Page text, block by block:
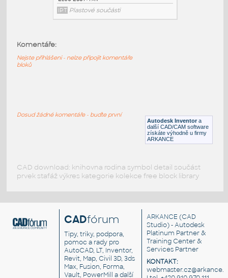
IPT Plastové součásti
Lego 2357-Tan
Autodesk Inventor a
další CAD/CAM software
získáte výhodně u firmy
ARKANCE
Komentáře:
Nejste přihlášeni - nelze připojit komentáře
bloků
Dosud žádné komentáře - buďte první
CAD download: knihovna rodina symbol detail součást
prvek stafáž výkres kategorie kolekce free block library
CADfórum
Tipy, triky, podpora,
pomoc a rady pro
AutoCAD, LT, Inventor,
Revit, Map, Civil 3D, 3ds
Max, Fusion, Forma,
Vault, PowerMill a další
ARKANCE (CAD
Studio) - Autodesk
Platinum Partner &
Training Center &
Services Partner
KONTAKT: